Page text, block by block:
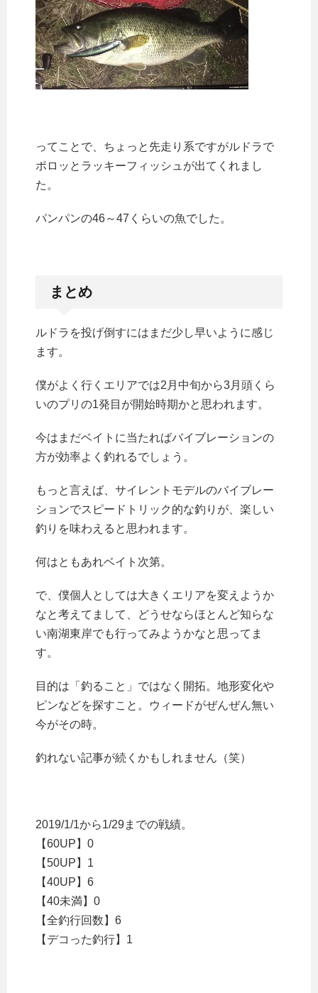
ってことで、ちょっと先走り系ですがルドラで
ポロッとラッキーフィッシュが出てくれまし
た。
パンパンの46～47くらいの魚でした。
まとめ
ルドラを投げ倒すにはまだ少し早いように感じ
ます。
僕がよく行くエリアでは2月中旬から3月頭くら
いのプリの1発目が開始時期かと思われます。
今はまだベイトに当たればバイブレーションの
方が効率よく釣れるでしょう。
もっと言えば、サイレントモデルのバイブレー
ションでスピードトリック的な釣りが、楽しい
釣りを味わえると思われます。
何はともあれベイト次第。
で、僕個人としては大きくエリアを変えようか
なと考えてまして、どうせならほとんど知らな
い南湖東岸でも行ってみようかなと思ってま
す。
目的は「釣ること」ではなく開拓。地形変化や
ピンなどを探すこと。ウィードがぜんぜん無い
今がその時。
釣れない記事が続くかもしれません（笑）
2019/1/1から1/29までの戦績。
【60UP】0
【50UP】1
【40UP】6
【40未満】0
【全釣行回数】6
【デコった釣行】1